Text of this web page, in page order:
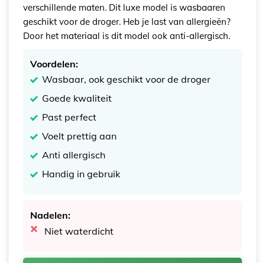
verschillende maten. Dit luxe model is wasbaaren
geschikt voor de droger. Heb je last van allergieën?
Door het materiaal is dit model ook anti-allergisch.
Voordelen:
Wasbaar, ook geschikt voor de droger
Goede kwaliteit
Past perfect
Voelt prettig aan
Anti allergisch
Handig in gebruik
Nadelen:
Niet waterdicht